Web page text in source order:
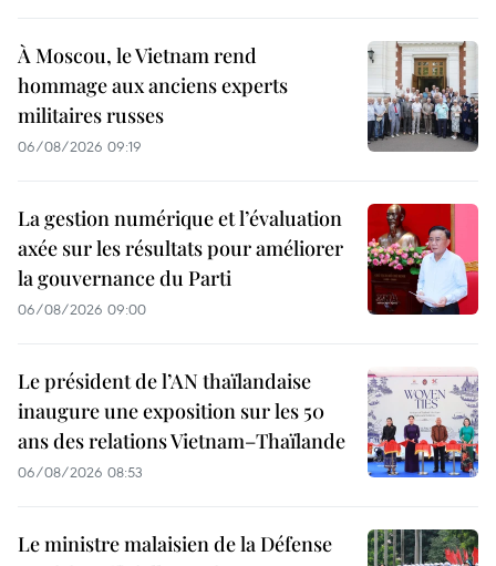
À Moscou, le Vietnam rend
hommage aux anciens experts
militaires russes
06/08/2026 09:19
La gestion numérique et l’évaluation
axée sur les résultats pour améliorer
la gouvernance du Parti
06/08/2026 09:00
Le président de l’AN thaïlandaise
inaugure une exposition sur les 50
ans des relations Vietnam–Thaïlande
06/08/2026 08:53
Le ministre malaisien de la Défense